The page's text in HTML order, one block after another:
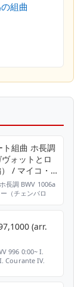
組曲
組曲 ホ長調
ォットとロ
/ マイコ・
2005年6月
長調 BWV 1006a
（チェンバロ
(arr.
996 0:00~ I.
Courante IV.